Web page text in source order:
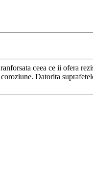
ceea ce ii ofera
Datorita